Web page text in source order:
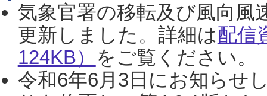
気象官署の移転及び風向風
更新しました。詳細は配信
124KB） をご覧ください。
令和6年6月3日にお知らせ